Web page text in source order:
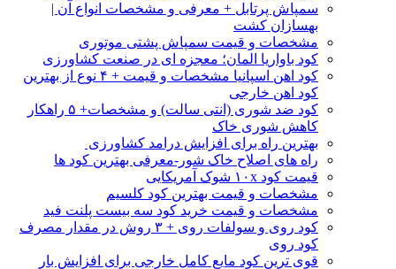
سمپاش پرتابل + معرفی و مشخصات انواع آن |
بهسازان کشت
مشخصات و قیمت سمپاش پشتی موتوری
کود باواریا المان؛ معجزه ای در صنعت کشاورزی
کود اهن اسپانیا مشخصات و قیمت + ۴ نوع از بهترین
کود اهن خارجی
کود ضد شوری (انتی سالت) و مشخصات+ ۵ راهکار
کاهش شوری خاک
بهترین راه برای افزایش درامد کشاورزی
راه های اصلاح خاک شور-معرفی بهترین کود ها
قیمت کود ۱۰x شوک آمریکایی
مشخصات و قیمت بهترین کود کلسیم
مشخصات و قیمت خرید کود سه بیست پلنت فید
کود روی و سولفات روی + ۳ روش در مقدار مصرف
کود روی
قوی ترین کود مایع کامل خارجی برای افزایش بار